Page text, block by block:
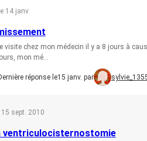
le 14 janv.
visite chez mon médecin il y a 8 jours à
mon mé...
réponse le15 janv. par
15 sept. 2010
ventriculocisternostomie